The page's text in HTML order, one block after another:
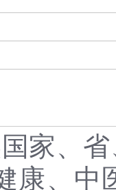
家、
康、中